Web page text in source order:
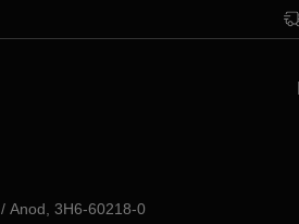
/ Anod, 3H6-60218-0